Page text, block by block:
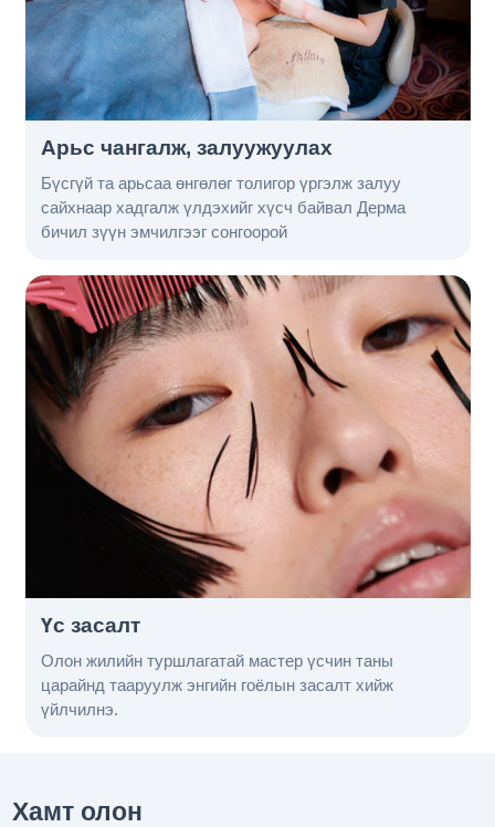
Арьс чангалж, залуужуулах
Бүсгүй та арьсаа өнгөлөг толигор үргэлж залуу
сайхнаар хадгалж үлдэхийг хүсч байвал Дерма
бичил зүүн эмчилгээг сонгоорой
Үс засалт
Олон жилийн туршлагатай мастер үсчин таны
царайнд тааруулж энгийн гоёлын засалт хийж
үйлчилнэ.
Хамт олон